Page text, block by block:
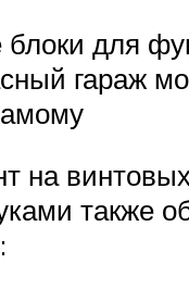
блоки для
гараж
на
также